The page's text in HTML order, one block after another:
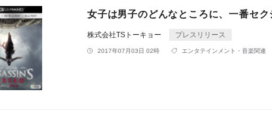
女子は男子のどんなところに、一番セク
株式会社TSトーキョー プレスリリース
2017年07月03日 02時 エンタテインメント・音楽関連